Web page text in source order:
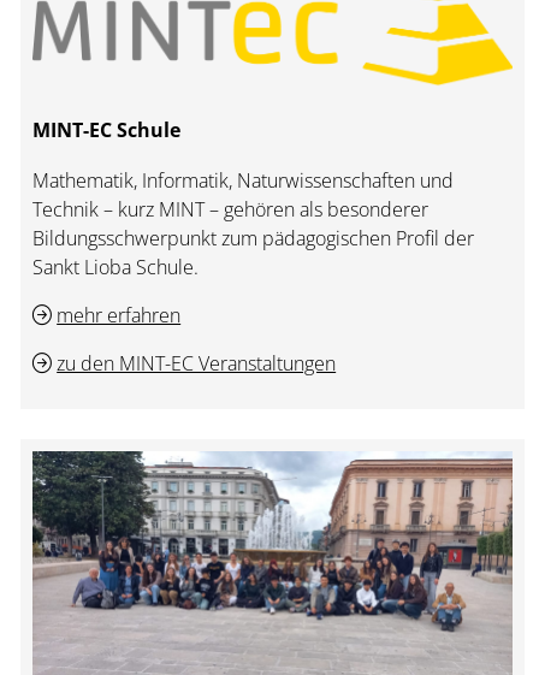
MINT-EC Schule
Mathematik, Informatik, Naturwissenschaften und
Technik – kurz MINT – gehören als besonderer
Bildungsschwerpunkt zum pädagogischen Profil der
Sankt Lioba Schule.
mehr erfahren
zu den MINT-EC Veranstaltungen